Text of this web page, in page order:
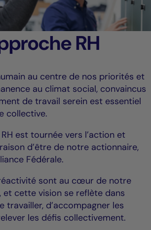
RH
au centre de nos priorités et
au climat social, convaincus
de travail serein est essentiel
collective.
est tournée vers l’action et
d’être de notre actionnaire,
Fédérale.
sont au cœur de notre
cette vision se reflète dans
travailler, d’accompagner les
les défis collectivement.